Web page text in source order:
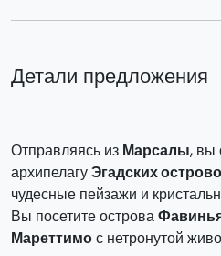
Детали предложения
Отправляясь из Марсалы, вы
архипелагуЭгадских
чудесные пейзажи и
Вы посетите острова
Мареттимос нетронутой